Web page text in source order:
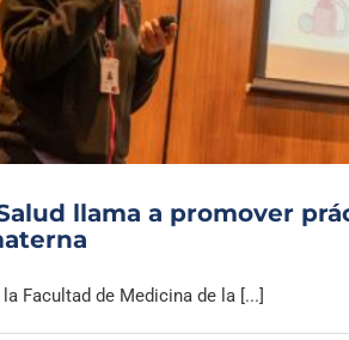
llama a promover
Facultad de Medicina de la [...]